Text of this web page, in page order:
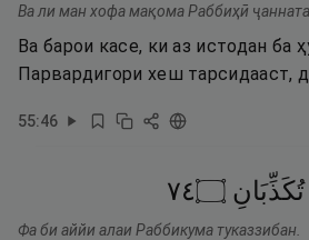
Ва ли ман хофа мақома Раббиҳӣ
Ва барои касе, ки аз истодан ба
Парвардигори хеш тарсидааст,
55:46
تُكَذِّبَانِ ۝٤٧
Фа би аййи алаи Раббикума туказзибан.